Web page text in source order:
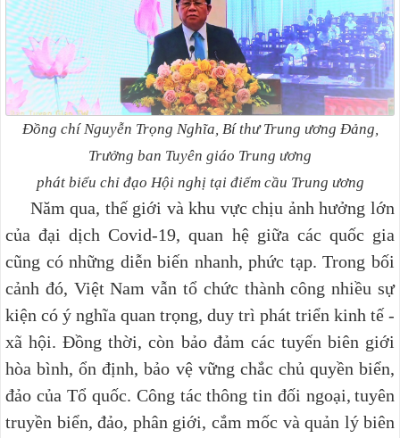
Đồng chí Nguyễn Trọng Nghĩa, Bí thư Trung ương Đảng,
Trưởng ban Tuyên giáo Trung ương
phát biểu chỉ đạo Hội nghị tại điểm cầu Trung ương
Năm qua, thế giới và khu vực chịu ảnh hưởng lớn
của đại dịch Covid-19, quan hệ giữa các quốc gia
cũng có những diễn biến nhanh, phức tạp. Trong bối
cảnh đó, Việt Nam vẫn tổ chức thành công nhiều sự
kiện có ý nghĩa quan trọng, duy trì phát triển kinh tế -
xã hội. Đồng thời, còn bảo đảm các tuyến biên giới
hòa bình, ổn định, bảo vệ vững chắc chủ quyền biển,
đảo của Tổ quốc. Công tác thông tin đối ngoại, tuyên
truyền biển, đảo, phân giới, cắm mốc và quản lý biên